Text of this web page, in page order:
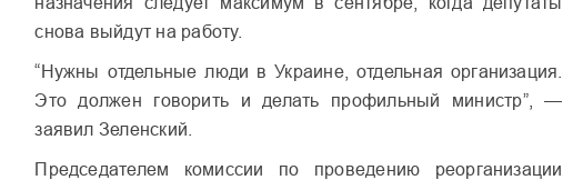
снова выйдут на работу.
“Нужны отдельные люди в Украине, отдельная организация.
Это должен говорить и делать профильный министр”, —
заявил Зеленский.
Председателем комиссии по проведению реорганизации